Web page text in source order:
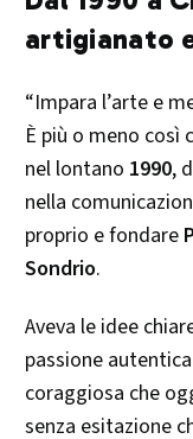
artigianato
“Impara l’arte e
È più o meno così
nel lontano 1990,
nella
proprio e fondare
Sondrio.
Aveva le idee
passione
coraggiosa che
senza esitazione